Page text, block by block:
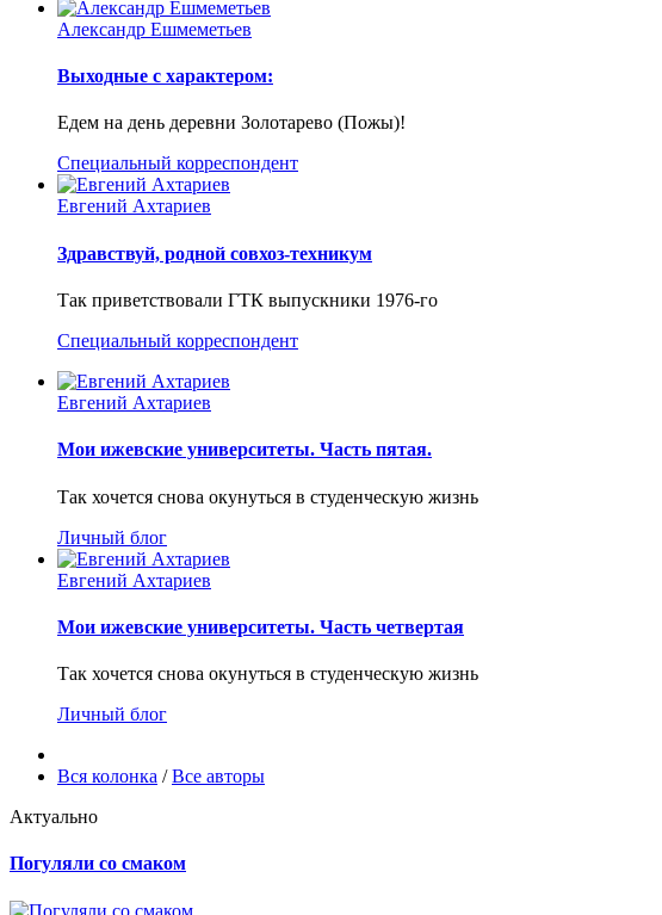
Александр Ешмеметьев
Выходные с характером:
Едем на день деревни Золотарево (Пожы)!
Специальный корреспондент
Евгений Ахтариев
Здравствуй, родной совхоз-техникум
Так приветствовали ГТК выпускники 1976-го
Специальный корреспондент
Евгений Ахтариев
Мои ижевские университеты. Часть пятая.
Так хочется снова окунуться в студенческую жизнь
Личный блог
Евгений Ахтариев
Мои ижевские университеты. Часть четвертая
Так хочется снова окунуться в студенческую жизнь
Личный блог
Вся колонка /Все авторы
Актуально
Погуляли со смаком